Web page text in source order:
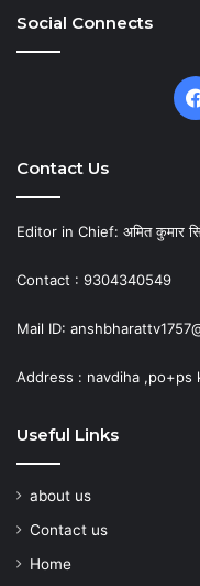
Social Connects
Contact Us
Editor in Chief: अमित कुमार
Contact : 9304340549
Mail ID:
Address : navdiha ,po+ps
Useful Links
about us
Contact us
Home